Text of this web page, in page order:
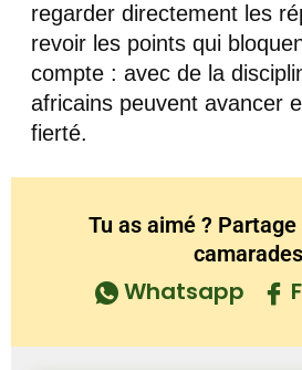
regarder directement les
revoir les points qui
compte : avec de la
africains peuvent avancer
fierté.
Tu as aimé ?
camarades
Whatsapp